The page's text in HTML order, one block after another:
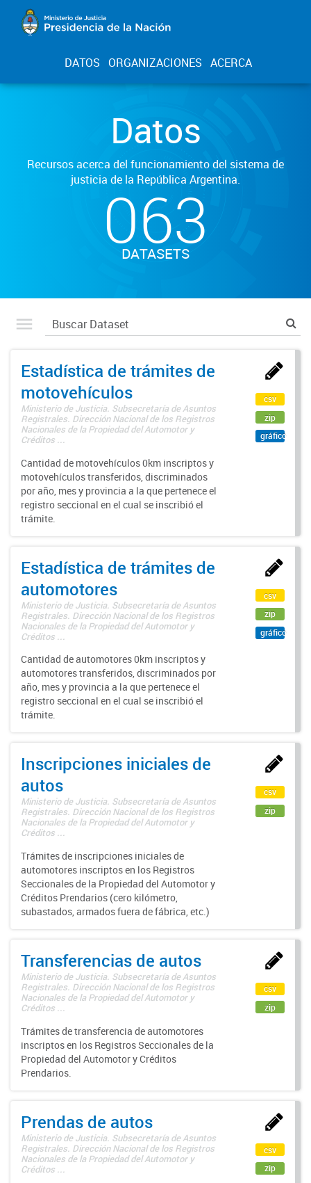
DATOS ORGANIZACIONES ACERCA
Datos
Recursos acerca del funcionamiento del sistema de
justicia de la República Argentina.
063
DATASETS
Estadística de trámites de
motovehículos
Ministerio de Justicia. Subsecretaría de Asuntos
Registrales. Dirección Nacional de los Registros
Nacionales de la Propiedad del Automotor y
Créditos ...
Cantidad de motovehículos 0km inscriptos y
motovehículos transferidos, discriminados
por año, mes y provincia a la que pertenece el
registro seccional en el cual se inscribió el
trámite.
csv
zip
gráfico
Estadística de trámites de
automotores
Ministerio de Justicia. Subsecretaría de Asuntos
Registrales. Dirección Nacional de los Registros
Nacionales de la Propiedad del Automotor y
Créditos ...
Cantidad de automotores 0km inscriptos y
automotores transferidos, discriminados por
año, mes y provincia a la que pertenece el
registro seccional en el cual se inscribió el
trámite.
csv
zip
gráfico
Inscripciones iniciales de
autos
Ministerio de Justicia. Subsecretaría de Asuntos
Registrales. Dirección Nacional de los Registros
Nacionales de la Propiedad del Automotor y
Créditos ...
Trámites de inscripciones iniciales de
automotores inscriptos en los Registros
Seccionales de la Propiedad del Automotor y
Créditos Prendarios (cero kilómetro,
subastados, armados fuera de fábrica, etc.)
csv
zip
Transferencias de autos
Ministerio de Justicia. Subsecretaría de Asuntos
Registrales. Dirección Nacional de los Registros
Nacionales de la Propiedad del Automotor y
Créditos ...
Trámites de transferencia de automotores
inscriptos en los Registros Seccionales de la
Propiedad del Automotor y Créditos
Prendarios.
csv
zip
Prendas de autos
Ministerio de Justicia. Subsecretaría de Asuntos
Registrales. Dirección Nacional de los Registros
Nacionales de la Propiedad del Automotor y
Créditos ...
csv
zip